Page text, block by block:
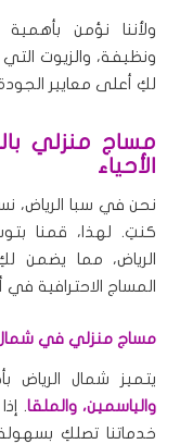
ولأننا نؤمن
لكِ أعلى معايير الجودة
مساج منزلي
الأحياء
نحن في سبا الرياض،
كنتِ. لهذا، قمنا
الرياض، مما يضمن
المساج الاحترافية
مساج منزلي في شمال
يتميز شمال الرياض
والياسمين، والملقا.
خدماتنا تصلكِ